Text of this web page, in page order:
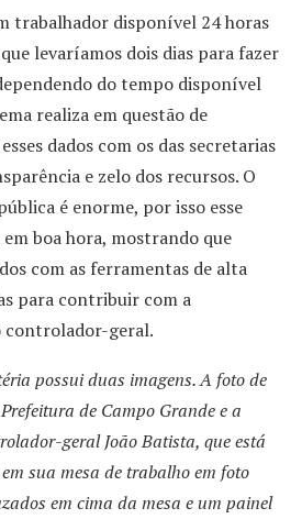
trabalhador disponível 24 horas
levaríamos dois dias para fazer
do tempo disponível
realiza em questão de
dados com os das secretarias
e zelo dos recursos. O
é enorme, por isso esse
boa hora, mostrando que
com as ferramentas de alta
para contribuir com a
controlador-geral.
possui duas imagens. A foto de
de Campo Grande e a
geral João Batista, que está
sua mesa de trabalho em foto
em cima da mesa e um painel